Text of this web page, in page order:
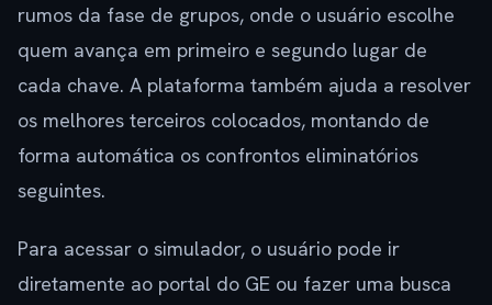
rumos da fase de grupos, onde o usuário escolhe
quem avança em primeiro e segundo lugar de
cada chave. A plataforma também ajuda a resolver
os melhores terceiros colocados, montando de
forma automática os confrontos eliminatórios
seguintes.
Para acessar o simulador, o usuário pode ir
diretamente ao portal do GE ou fazer uma busca